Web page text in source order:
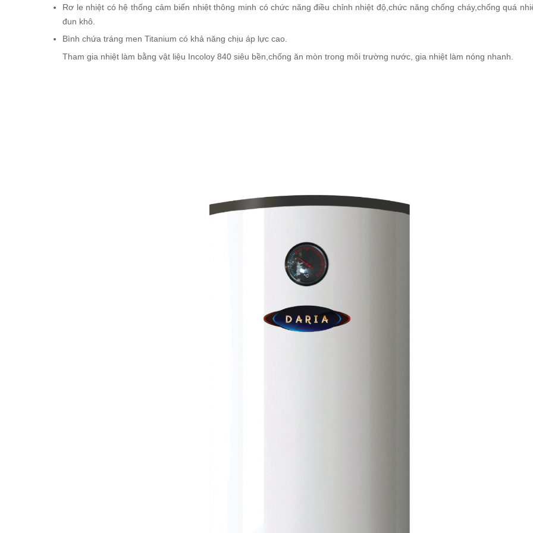
Rơ le nhiệt có hệ thống cảm biến nhiệt thông minh có chức năng điều chỉnh nhiệt độ,chức năng chống cháy,chống quá
đun khô.
Bình chứa tráng men Titanium có khả năng chịu áp lực cao.
Tham gia nhiệt làm bằng vật liệu Incoloy 840 siêu bền,chống ăn mòn trong môi trường nước, gia nhiệt làm nóng nhanh.